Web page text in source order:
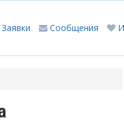
Сообщения
Заявки